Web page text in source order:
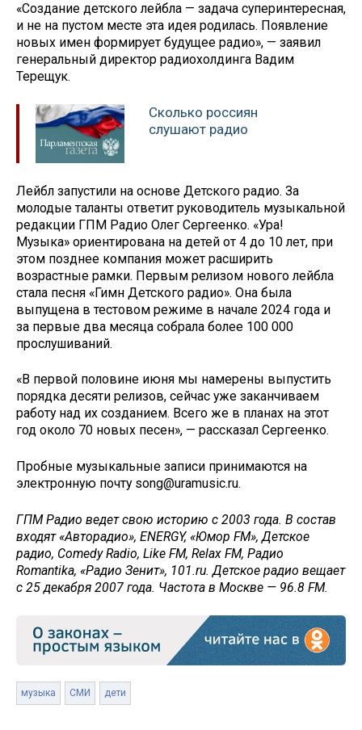
«Создание детского лейбла — задача суперинтересная,
и не на пустом месте эта идея родилась. Появление
новых имен формирует будущее радио», — заявил
генеральный директор радиохолдинга Вадим
Терещук.
Сколько россиян
слушают радио
Лейбл запустили на основе Детского радио. За
молодые таланты ответит руководитель музыкальной
редакции ГПМ Радио Олег Сергеенко. «Ура!
Музыка» ориентирована на детей от 4 до 10 лет, при
этом позднее компания может расширить
возрастные рамки. Первым релизом нового лейбла
стала песня «Гимн Детского радио». Она была
выпущена в тестовом режиме в начале 2024 года и
за первые два месяца собрала более 100 000
прослушиваний.
«В первой половине июня мы намерены выпустить
порядка десяти релизов, сейчас уже заканчиваем
работу над их созданием. Всего же в планах на этот
год около 70 новых песен», — рассказал Сергеенко.
Пробные музыкальные записи принимаются на
электронную почту song@uramusic.ru.
ГПМ Радио ведет свою историю с 2003 года. В состав
входят «Авторадио», ENERGY, «Юмор FM», Детское
радио, Comedy Radio, Like FM, Relax FM, Радио
Romantika, «Радио Зенит», 101.ru. Детское радио вещает
с 25 декабря 2007 года. Частота в Москве — 96.8 FM.
музыка СМИ дети